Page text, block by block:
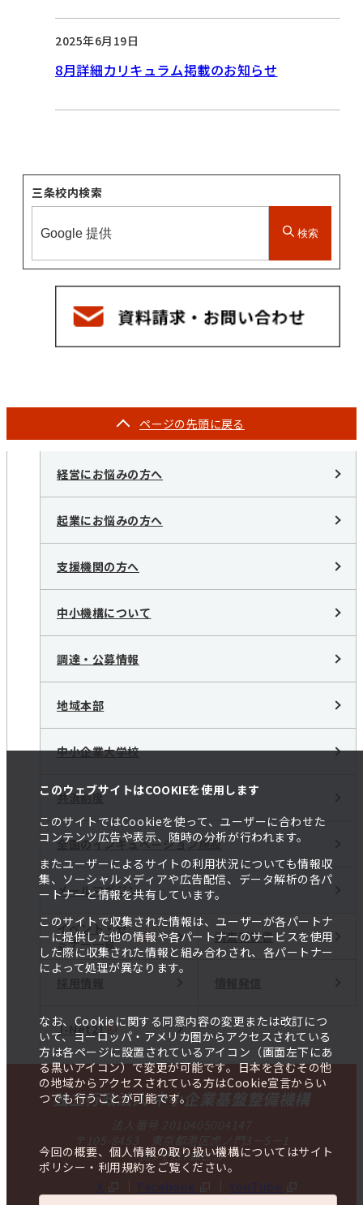
このウェブサイトはCOOKIEを使用します
このサイトではCookieを使って、ユーザーに合わせた
コンテンツ広告や表示、随時の分析が行われます。
またユーザーによるサイトの利用状況についても情報収
集、ソーシャルメディアや広告配信、データ解析の各パ
ートナーと情報を共有しています。
このサイトで収集された情報は、ユーザーが各パートナ
ーに提供した他の情報や各パートナーのサービスを使用
した際に収集された情報と組み合わされ、各パートナー
によって処理が異なります。
なお、Cookieに関する同意内容の変更または改訂につ
いて、ヨーロッパ・アメリカ圏からアクセスされている
方は各ページに設置されているアイコン（画面左下にあ
る黒いアイコン）で変更が可能です。日本を含むその他
の地域からアクセスされている方はCookie宣言からい
つでも行うことが可能です。
今回の概要、個人情報の取り扱い機構についてはサイト
ポリシー・利用規約をご覧ください。
2025年6月19日
8月詳細カリキュラム掲載のお知らせ
三条校内検索
検索
ページの先頭に戻る
経営にお悩みの方へ
起業にお悩みの方へ
支援機関の方へ
中小機構について
調達・公募情報
地域本部
中小企業大学校
共済制度
全国のインキュベーション施設
メールマガジン
イベント・セ
ミナー一覧
調査報告書
J-Net21
独立行政法人 中小企業基盤整備機構
法人番号 2010405004147
〒105-8453 東京都港区虎ノ門3－5－1
虎ノ門37森ビル
X
Facebook YouTube